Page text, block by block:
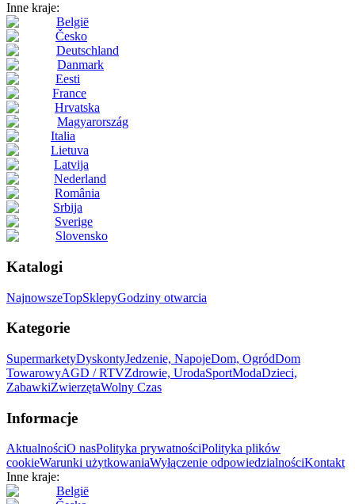
Inne kraje:
België
Česko
Deutschland
Danmark
Eesti
France
Hrvatska
Magyarország
Italia
Lietuva
Latvija
Nederland
România
Srbija
Sverige
Slovensko
Katalogi
NajnowszeTopSklepyGodziny otwarcia
Kategorie
SupermarketyDyskontyJedzenie, NapojeDom, OgródDom
TowarowyAGD / RTVZdrowie, UrodaSportModaDzieci,
ZabawkiZwierzętaWolny Czas
Informacje
AktualnościO nasPolityka prywatnościPolityka plików
cookieWarunki użytkowaniaWyłączenie odpowiedzialnościKontakt
Inne kraje:
België